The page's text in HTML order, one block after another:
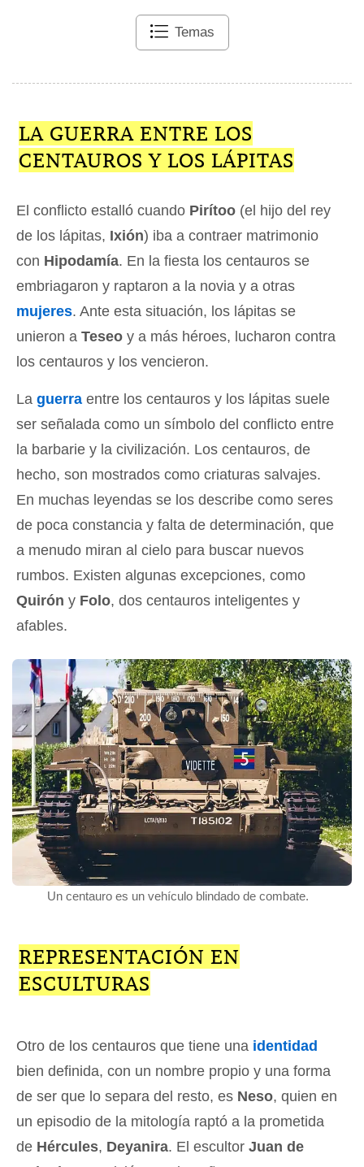
Temas
LA GUERRA ENTRE LOS
CENTAUROS Y LOS LÁPITAS
El conflicto estalló cuando Pirítoo (el hijo del rey
de los lápitas, Ixión) iba a contraer matrimonio
con Hipodamía. En la fiesta los centauros se
embriagaron y raptaron a la novia y a otras
mujeres. Ante esta situación, los lápitas se
unieron a Teseo y a más héroes, lucharon contra
los centauros y los vencieron.
La guerra entre los centauros y los lápitas suele
ser señalada como un símbolo del conflicto entre
la barbarie y la civilización. Los centauros, de
hecho, son mostrados como criaturas salvajes.
En muchas leyendas se los describe como seres
de poca constancia y falta de determinación, que
a menudo miran al cielo para buscar nuevos
rumbos. Existen algunas excepciones, como
Quirón y Folo, dos centauros inteligentes y
afables.
Un centauro es un vehículo blindado de combate.
REPRESENTACIÓN EN
ESCULTURAS
Otro de los centauros que tiene una identidad
bien definida, con un nombre propio y una forma
de ser que lo separa del resto, es Neso, quien en
un episodio de la mitología raptó a la prometida
de Hércules, Deyanira. El escultor Juan de